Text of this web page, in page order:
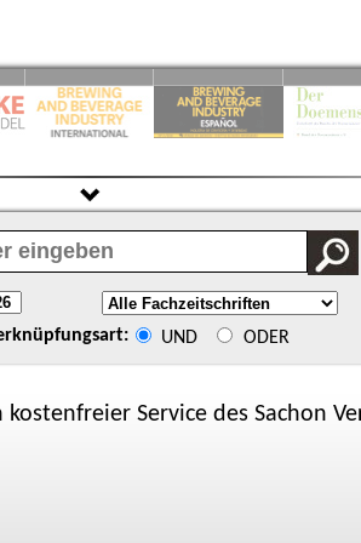
UND ODER
Service des Sachon